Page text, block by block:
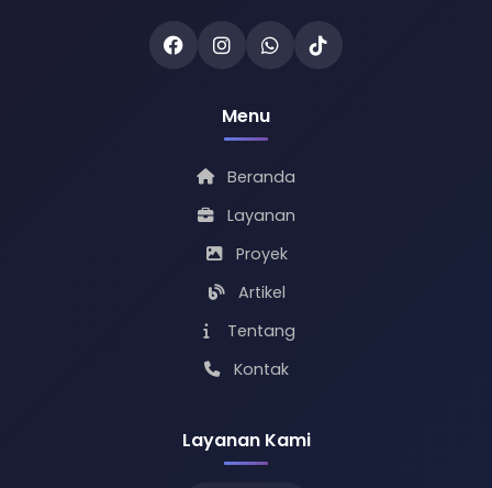
Menu
Beranda
Layanan
Proyek
Artikel
Tentang
Kontak
Layanan Kami